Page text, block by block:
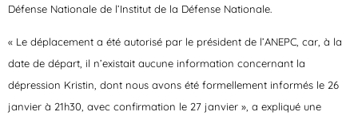
Défense Nationale de l’Institut de la Défense Nationale.
« Le déplacement a été autorisé par le président de l’ANEPC, car, à la
date de départ, il n’existait aucune information concernant la
dépression Kristin, dont nous avons été formellement informés le 26
janvier à 21h30, avec confirmation le 27 janvier », a expliqué une